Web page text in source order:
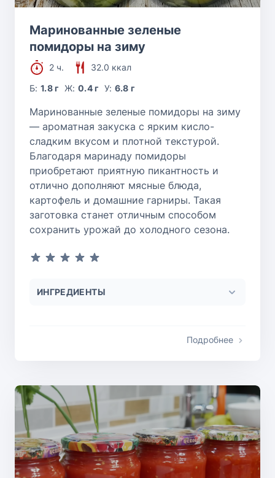
Маринованные зеленые
помидоры на зиму
2 ч.
32.0 ккал
Б:1.8 г Ж: 0.4 г У: 6.8 г
Маринованные зеленые помидоры на зиму
— ароматная закуска с ярким кисло-
сладким вкусом и плотной текстурой.
Благодаря маринаду помидоры
приобретают приятную пикантность и
отлично дополняют мясные блюда,
картофель и домашние гарниры. Такая
заготовка станет отличным способом
сохранить урожай до холодного сезона.
ИНГРЕДИЕНТЫ
Подробнее